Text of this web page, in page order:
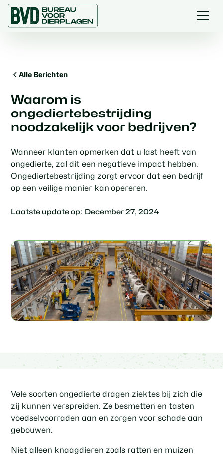
Alle Berichten
Waarom is
ongediertebestrijding
noodzakelijk voor bedrijven?
Wanneer klanten opmerken dat u last heeft van
ongedierte, zal dit een negatieve impact hebben.
Ongediertebestrijding zorgt ervoor dat een bedrijf
op een veilige manier kan opereren.
Laatste update op: December 27, 2024
Vele soorten ongedierte dragen ziektes bij zich die
zij kunnen verspreiden. Ze besmetten en tasten
voedselvoorraden aan en zorgen voor schade aan
gebouwen.
Niet alleen knaagdieren zoals ratten en muizen